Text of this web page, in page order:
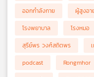
ออกกำลังกาย
ผู้สูงอา
โรงพยาบาล
โรงหมอ
สุรีย์พร วงศ์สถิตพร
podcast
Rongmhor